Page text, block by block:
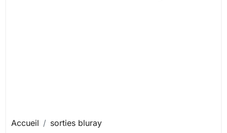
Accueil sorties bluray